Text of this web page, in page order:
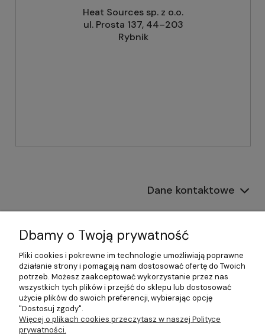
Heat Sources sp. z o.o.
ul. Prosta 137, 44–203
Rybnik
Dane kontaktowe
Informacje
Płatności i dostawa
Pomoc
Moje konto
Dbamy o Twoją prywatność
Pliki cookies i pokrewne im technologie umożliwiają poprawne
działanie strony i pomagają nam dostosować ofertę do Twoich
potrzeb. Możesz zaakceptować wykorzystanie przez nas
wszystkich tych plików i przejść do sklepu lub dostosować
użycie plików do swoich preferencji, wybierając opcję
"Dostosuj zgody".
Więcej o plikach cookies przeczytasz w naszej Polityce
prywatności.